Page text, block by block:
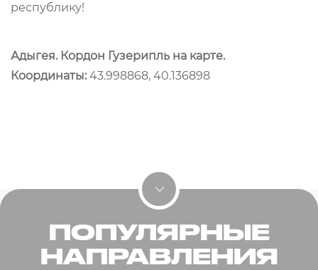
республику!
Адыгея. Кордон Гузерипль на карте.
Координаты: 43.998868, 40.136898
ПОПУЛЯРНЫЕ
НАПРАВЛЕНИЯ